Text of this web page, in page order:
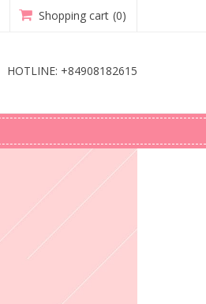
Shopping cart (0)
HOTLINE: +84908182615